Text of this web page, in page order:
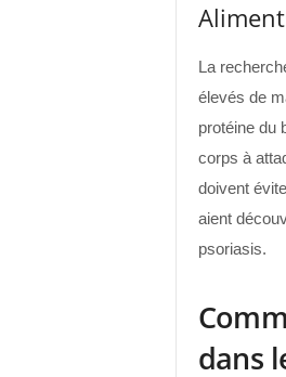
La
élevés de
protéine du
corps à
doivent
aient
psoriasis.
dans